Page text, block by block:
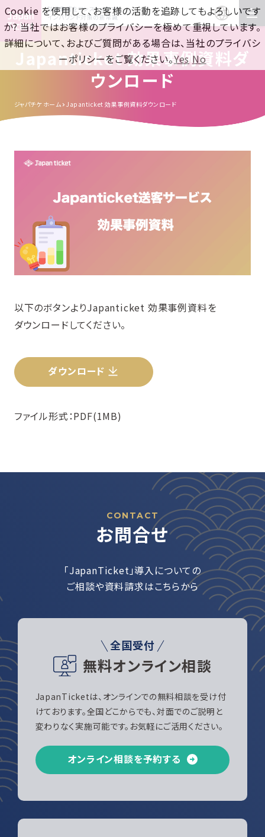
訪日集客をワンストップで！
インバウンド対策の新常識
Japanticket 効果事例資料ダ
ウンロード
ジャパチケ ホーム Japanticket 効果事例資料ダウンロード
以下のボタンよりJapanticket 効果事例資料を
ダウンロードしてください。
ダウンロード
ファイル形式：PDF(1MB)
CONTACT
お問合せ
「JapanTicket」導入についての
ご相談や資料請求はこちらから
全国受付
無料オンライン相談
JapanTicketは、オンラインでの無料相談を受け付
けております。全国どこからでも、対面でのご説明と
変わりなく実施可能です。お気軽にご活用ください。
オンライン相談を予約する
Cookie を使用して、お客様の活動を追跡してもよろしいです
か? 当社ではお客様のプライバシーを極めて重視しています。
詳細について、およびご質問がある場合は、当社のプライバシ
ーポリシーをご覧ください。Yes No